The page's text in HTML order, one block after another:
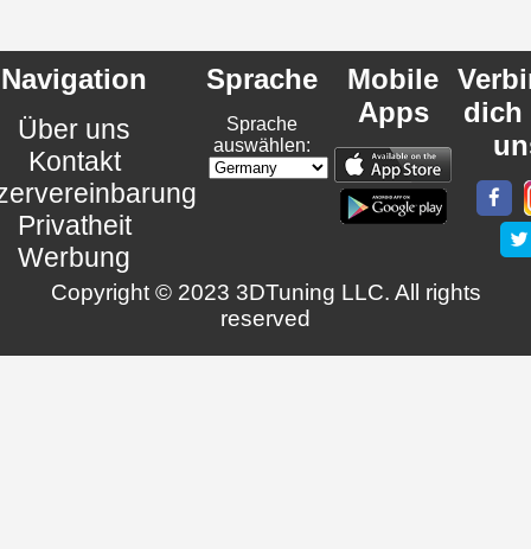
Navigation
Über uns
Kontakt
Privatheit
Werbung
Sprache
Sprache
auswählen:
Mobile
Apps
dich
Copyright © 2023 3DTuning LLC. All rights
reserved